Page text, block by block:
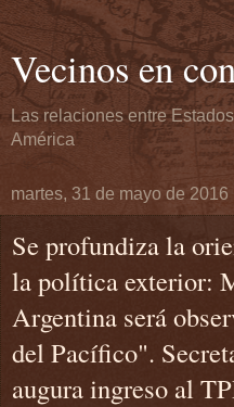
Vecinos en
Las relaciones entre
América
martes, 31 de mayo de 2016
Se profundiza la
la política exterior:
Argentina será
del Pacífico".
augura ingreso al